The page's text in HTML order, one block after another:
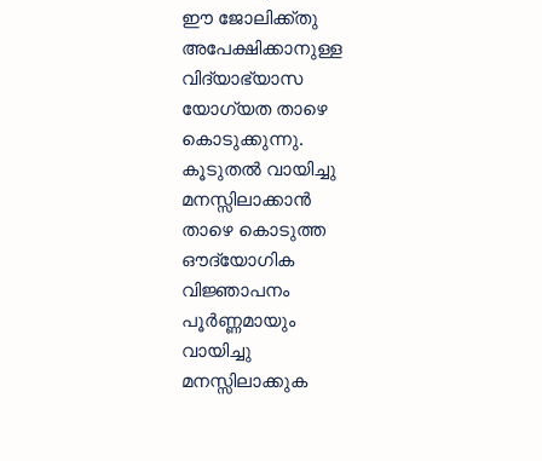
ഈ ജോലിക്ക്തു
അപേക്ഷിക്കാനുള്ള
വിദ്യാഭ്യാസ
യോഗ്യത താഴെ
കൊടുക്കുന്നു.
കൂടുതല്‍ വായിച്ചു
മനസ്സിലാക്കാന്‍
താഴെ കൊടുത്ത
ഔദ്യോഗിക
വിജ്ഞാപനം
പൂര്‍ണ്ണമായും
വായിച്ചു
മനസ്സിലാക്കുക